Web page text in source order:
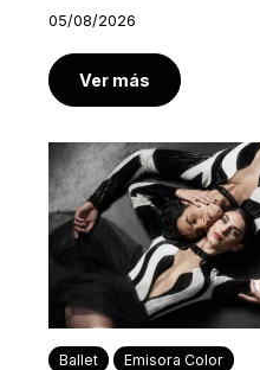
05/08/2026
Ver más
Ballet Emisora Color